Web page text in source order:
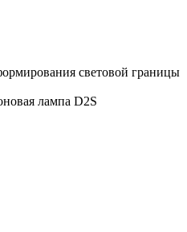
световой границы
лампа D2S